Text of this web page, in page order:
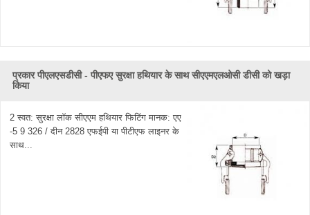
प्रकार पीएलएसडीसी - पीएफए ​​सुरक्षा हथियार के साथ सीएएमएलओसी डीसी को खड़ा
किया
2 स्वत: सुरक्षा लॉक सीएएम हथियार फिटिंग मानक: एए
-5 9 326 / दीन 2828 एफईपी या पीटीएफ लाइनर के
साथ...